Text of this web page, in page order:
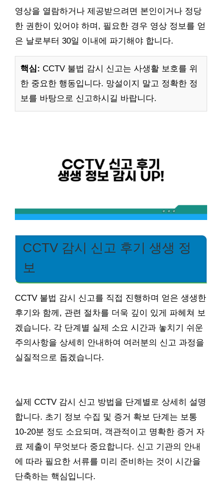
영상을 열람하거나 제공받으려면 본인이거나 정당
한 권한이 있어야 하며, 필요한 경우 영상 정보를 얻
은 날로부터 30일 이내에 파기해야 합니다.
핵심: CCTV 불법 감시 신고는 사생활 보호를 위
한 중요한 행동입니다. 망설이지 말고 정확한 정
보를 바탕으로 신고하시길 바랍니다.
CCTV 감시 신고 후기 생생 정
보
CCTV 불법 감시 신고를 직접 진행하며 얻은 생생한
후기와 함께, 관련 절차를 더욱 깊이 있게 파헤쳐 보
겠습니다. 각 단계별 실제 소요 시간과 놓치기 쉬운
주의사항을 상세히 안내하여 여러분의 신고 과정을
실질적으로 돕겠습니다.
실제 CCTV 감시 신고 방법을 단계별로 상세히 설명
합니다. 초기 정보 수집 및 증거 확보 단계는 보통
10-20분 정도 소요되며, 객관적이고 명확한 증거 자
료 제출이 무엇보다 중요합니다. 신고 기관의 안내
에 따라 필요한 서류를 미리 준비하는 것이 시간을
단축하는 핵심입니다.